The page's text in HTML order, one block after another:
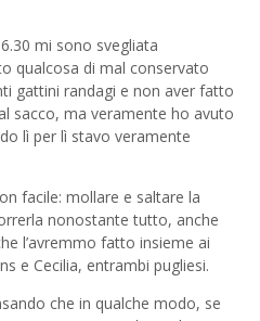
mi sono svegliata
qualcosa di mal conservato
gattini randagi e non aver fatto
sacco, ma veramente ho avuto
lì per lì stavo veramente
facile: mollare e saltare la
nonostante tutto, anche
l’avremmo fatto insieme ai
e Cecilia, entrambi pugliesi.
che in qualche modo, se